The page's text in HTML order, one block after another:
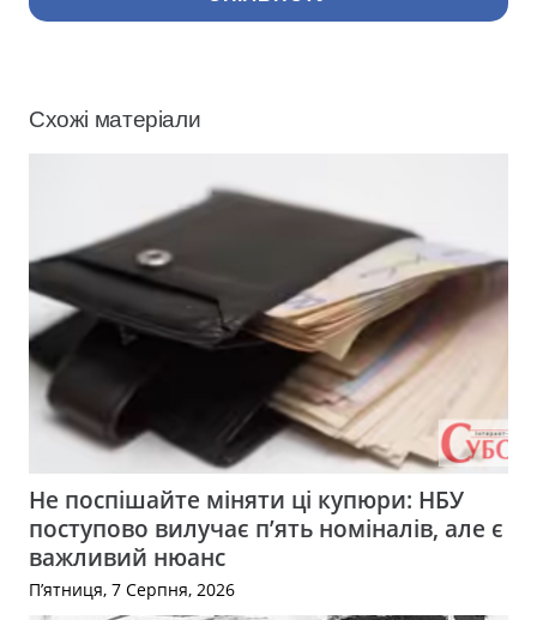
Схожі матеріали
Не поспішайте міняти ці купюри: НБУ
поступово вилучає п’ять номіналів, але є
важливий нюанс
П’ятниця, 7 Серпня, 2026